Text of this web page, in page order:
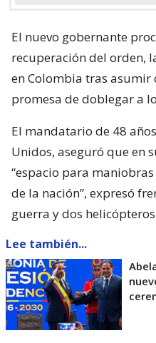
El nuevo gobernante
recuperación del orden,
en Colombia tras asumir
promesa de doblegar a
El mandatario de 48
Unidos, aseguró que en
“espacio para
de la nación”, expresó
guerra y dos
Lee también...